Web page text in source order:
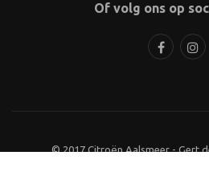
Of volg ons op
© 2017 Citroën Aalsmeer - Gert